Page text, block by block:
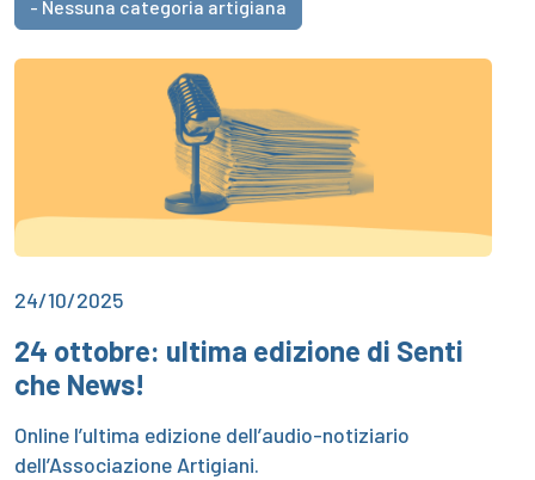
- Nessuna categoria artigiana
24/10/2025
24 ottobre: ultima edizione di Senti
che News!
Online l’ultima edizione dell’audio-notiziario
dell’Associazione Artigiani.